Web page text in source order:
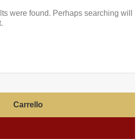
were found. Perhaps searching will
Carrello